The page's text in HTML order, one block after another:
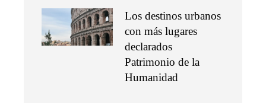
Los destinos urbanos
con más lugares
declarados
Patrimonio de la
Humanidad